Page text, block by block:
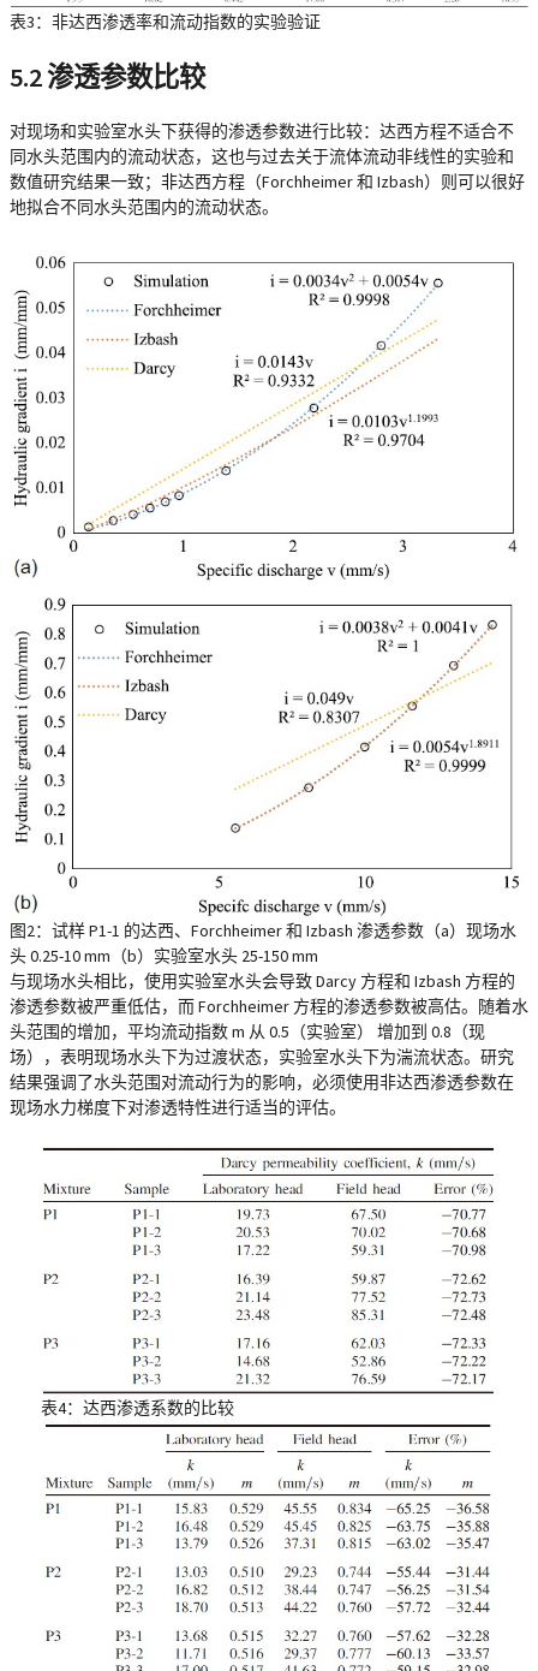
表3：非达西渗透率和流动指数的实验验证
5.2 渗透参数比较
对现场和实验室水头下获得的渗透参数进行比较：达西方程不适合不
同水头范围内的流动状态，这也与过去关于流体流动非线性的实验和
数值研究结果一致；非达西方程（Forchheimer 和 Izbash）则可以很好
地拟合不同水头范围内的流动状态。
图2：试样 P1-1 的达西、Forchheimer 和 Izbash 渗透参数（a）现场水
头 0.25-10 mm（b）实验室水头 25-150 mm
与现场水头相比，使用实验室水头会导致 Darcy 方程和 Izbash 方程的
渗透参数被严重低估，而 Forchheimer 方程的渗透参数被高估。随着水
头范围的增加，平均流动指数 m 从 0.5（实验室） 增加到 0.8（现
场），表明现场水头下为过渡状态，实验室水头下为湍流状态。研究
结果强调了水头范围对流动行为的影响，必须使用非达西渗透参数在
现场水力梯度下对渗透特性进行适当的评估。
表4：达西渗透系数的比较